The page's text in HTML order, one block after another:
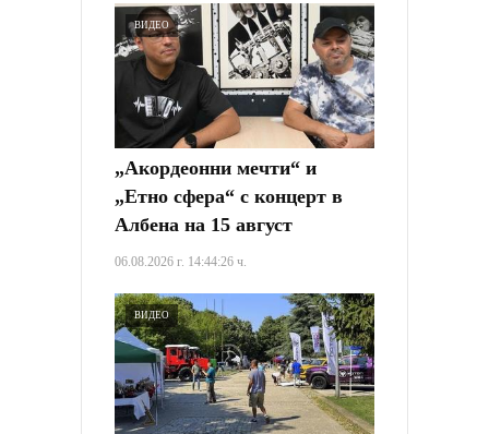
ВИДЕО
„Акордеонни мечти“ и
„Етно сфера“ с концерт в
Албена на 15 август
06.08.2026 г. 14:44:26 ч.
ВИДЕО